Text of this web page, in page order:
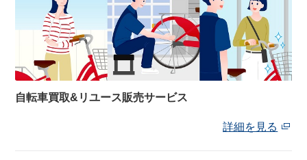
自転車買取&リユース販売サービス
詳細を見る